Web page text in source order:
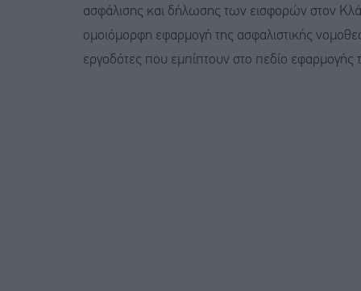
ασφάλισης και δήλωσης των εισφορών στον
ομοιόμορφη εφαρμογή της ασφαλιστικής
εργοδότες που εμπίπτουν στο πεδίο εφαρμογής